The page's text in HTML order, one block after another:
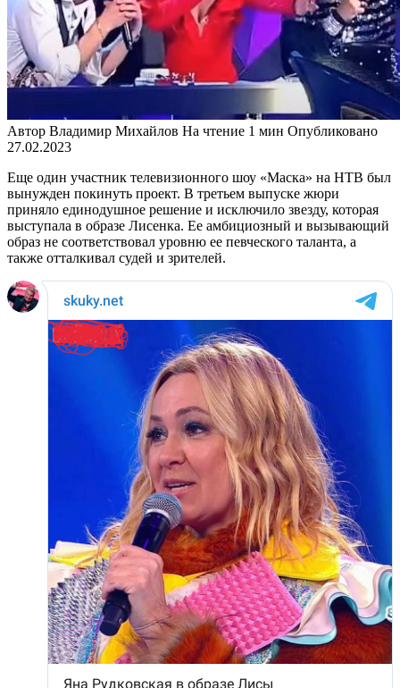
Автор Владимир Михайлов На чтение 1 мин Опубликовано
27.02.2023
Еще один участник телевизионного шоу «Маска» на НТВ был
вынужден покинуть проект. В третьем выпуске жюри
приняло единодушное решение и исключило звезду, которая
выступала в образе Лисенка. Ее амбициозный и вызывающий
образ не соответствовал уровню ее певческого таланта, а
также отталкивал судей и зрителей.